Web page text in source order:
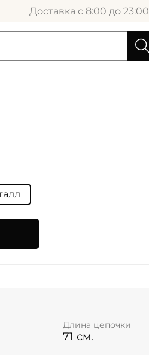
Доставка с 8:00 до 23:00
Длина цепочки
71 см.